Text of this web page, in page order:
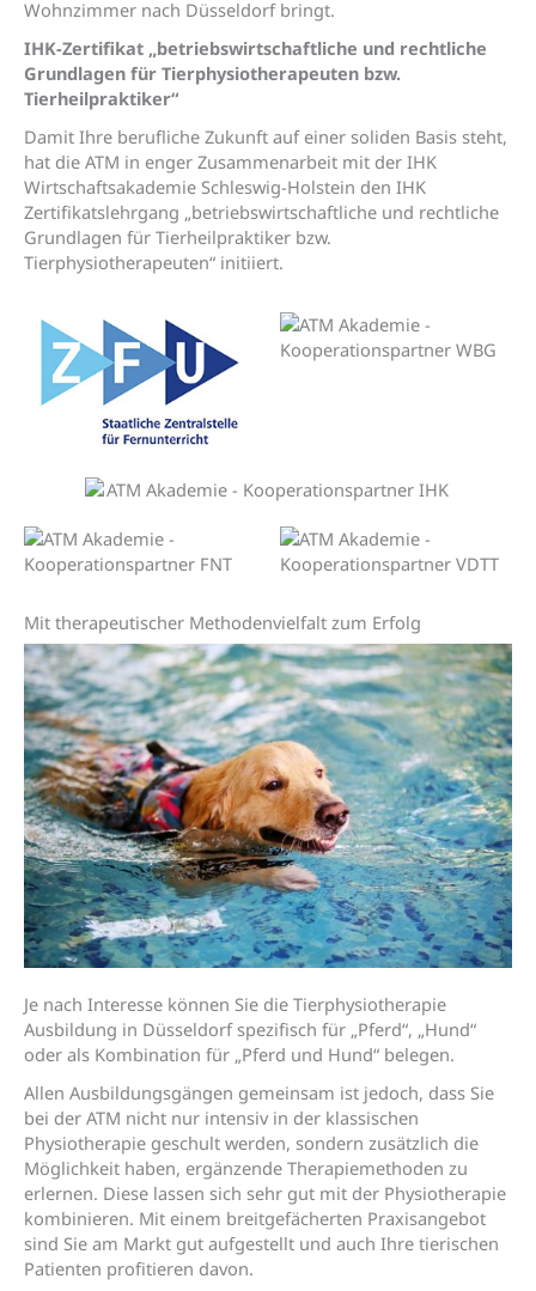
Wohnzimmer nach Düsseldorf bringt.
IHK-Zertifikat „betriebswirtschaftliche und rechtliche
Grundlagen für Tierphysiotherapeuten bzw.
Tierheilpraktiker“
Damit Ihre berufliche Zukunft auf einer soliden Basis steht,
hat die ATM in enger Zusammenarbeit mit der IHK
Wirtschaftsakademie Schleswig-Holstein den IHK
Zertifikatslehrgang „betriebswirtschaftliche und rechtliche
Grundlagen für Tierheilpraktiker bzw.
Tierphysiotherapeuten“ initiiert.
Mit therapeutischer Methoden­vielfalt zum Erfolg
Je nach Interesse können Sie die Tierphysiotherapie
Ausbildung in Düsseldorf spezifisch für „Pferd“, „Hund“
oder als Kombination für „Pferd und Hund“ belegen.
Allen Ausbildungsgängen gemeinsam ist jedoch, dass Sie
bei der ATM nicht nur intensiv in der klassischen
Physiotherapie geschult werden, sondern zusätzlich die
Möglichkeit haben, ergänzende Therapiemethoden zu
erlernen. Diese lassen sich sehr gut mit der Physiotherapie
kombinieren. Mit einem breitgefächerten Praxisangebot
sind Sie am Markt gut aufgestellt und auch Ihre tierischen
Patienten profitieren davon.